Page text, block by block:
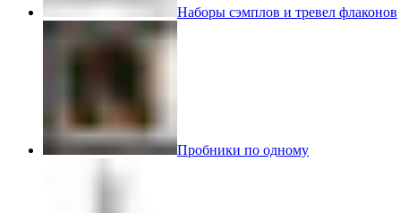
Наборы сэмплов и тревел флаконов
Пробники по одному